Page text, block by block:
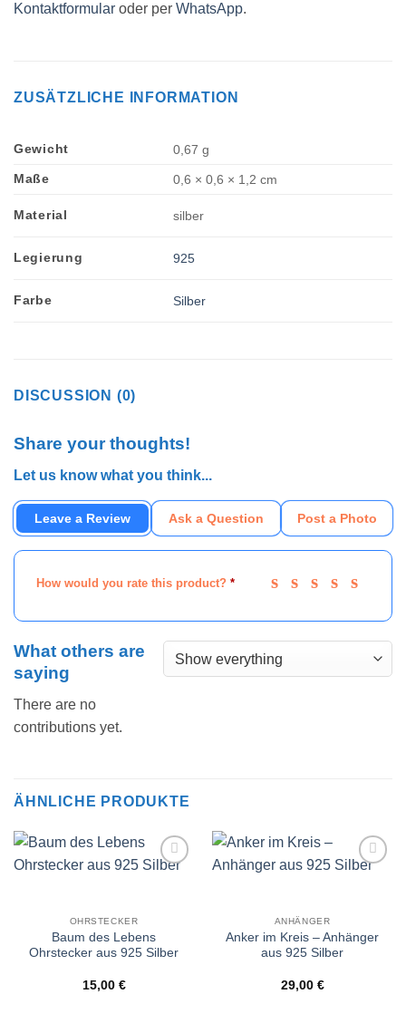
Kontaktformular oder per WhatsApp.
ZUSÄTZLICHE INFORMATION
Gewicht
0,67 g
Maße
0,6 × 0,6 × 1,2 cm
Material silber
Legierung 925
Farbe Silber
DISCUSSION (0)
Share your thoughts!
Let us know what you think...
Leave a Review Ask a Question Post a Photo
How would you rate this product? *
What others are
saying
There are no
contributions yet.
ÄHNLICHE PRODUKTE
OHRSTECKER
Baum des Lebens
Ohrstecker aus 925 Silber
15,00 €
ANHÄNGER
Anker im Kreis – Anhänger
aus 925 Silber
29,00 €